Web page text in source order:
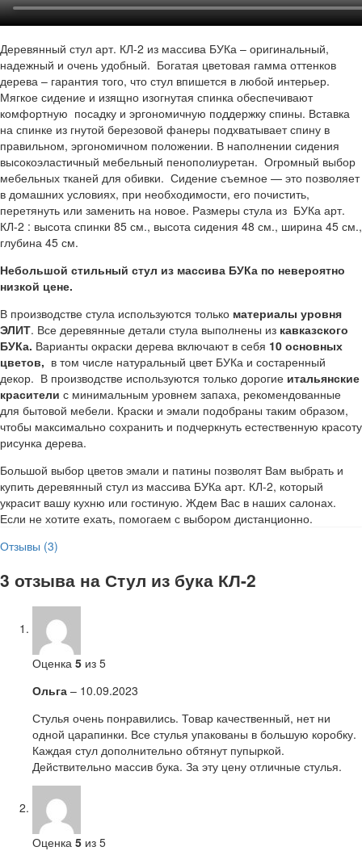
Деревянный стул арт. КЛ-2 из массива БУКа – оригинальный,
надежный и очень удобный. Богатая цветовая гамма оттенков
дерева – гарантия того, что стул впишется в любой интерьер.
Мягкое сидение и изящно изогнутая спинка обеспечивают
комфортную посадку и эргономичную поддержку спины. Вставка
на спинке из гнутой березовой фанеры подхватывает спину в
правильном, эргономичном положении. В наполнении сидения
высокоэластичный мебельный пенополиуретан. Огромный выбор
мебельных тканей для обивки. Сидение съемное — это позволяет
в домашних условиях, при необходимости, его почистить,
перетянуть или заменить на новое. Размеры стула из БУКа арт.
КЛ-2 : высота спинки 85 см., высота сидения 48 см., ширина 45 см.,
глубина 45 см.
Небольшой стильный стул из массива БУКа по невероятно
низкой цене.
В производстве стула используются только материалы уровня
ЭЛИТ. Все деревянные детали стула выполнены из кавказского
БУКа. Варианты окраски дерева включают в себя 10 основных
цветов, в том числе натуральный цвет БУКа и состаренный
декор. В производстве используются только дорогие итальянские
красители с минимальным уровнем запаха, рекомендованные
для бытовой мебели. Краски и эмали подобраны таким образом,
чтобы максимально сохранить и подчеркнуть естественную красоту
рисунка дерева.
Большой выбор цветов эмали и патины позволят Вам выбрать и
купить деревянный стул из массива БУКа арт. КЛ-2, который
украсит вашу кухню или гостиную. Ждем Вас в наших салонах.
Если не хотите ехать, помогаем с выбором дистанционно.
Отзывы (3)
3 отзыва на Стул из бука КЛ-2
Оценка 5 из 5
Ольга – 10.09.2023
Стулья очень понравились. Товар качественный, нет ни
одной царапинки. Все стулья упакованы в большую коробку.
Каждая стул дополнительно обтянут пупыркой.
Действительно массив бука. За эту цену отличные стулья.
Оценка 5 из 5